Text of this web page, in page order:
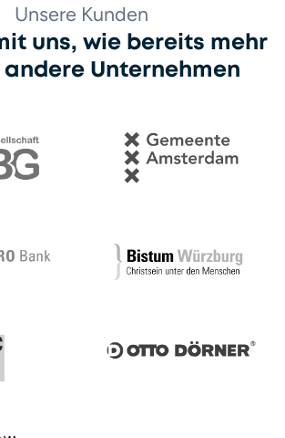
uns, wie bereits mehr
andere Unternehmen
Unsere Kunden